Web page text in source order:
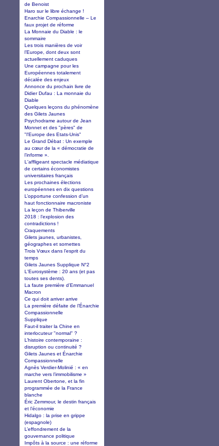
de Benoist
Haro sur le libre échange !
Enarchie Compassionnelle – Le
faux projet de réforme
La Monnaie du Diable : le
sommaire
Les trois manières de voir
l’Europe, dont deux sont
actuellement caduques
Une campagne pour les
Européennes totalement
décalée des enjeux
Annonce du prochain livre de
Didier Dufau : La monnaie du
Diable
Quelques leçons du phénomène
des Gilets Jaunes
Psychodrame autour de Jean
Monnet et des "pères" de
"l'Europe des Etats-Unis"
Le Grand Débat : Un exemple
au cœur de la « démocratie de
l’informe ».
L'affligeant spectacle médiatique
de certains économistes
universitaires français
Les prochaines élections
européennes en dix questions
L’opportune confession d’un
haut fonctionnaire macroniste
La leçon de Thiberville
2018 : l’explosion des
contradictions !
Craquements
Gilets jaunes, urbanistes,
géographes et sornettes
Trois Vœux dans l’esprit du
temps
Gilets Jaunes Supplique N°2
L'Eurosystème : 20 ans (et pas
toutes ses dents).
La faute première d’Emmanuel
Macron
Ce qui doit arriver arrive
La première défaite de l’Énarchie
Compassionnelle
Supplique
Faut-il traiter la Chine en
interlocuteur "normal" ?
L’histoire contemporaine :
disruption ou continuité ?
Gilets Jaunes et Énarchie
Compassionnelle
Agnès Verdier-Molinié : « en
marche vers l’immobilisme »
Laurent Obertone, et la fin
programmée de la France
blanche
Éric Zemmour, le destin français
et l’économie
Hidalgo : la prise en grippe
(espagnole)
L’effondrement de la
gouvernance politique
Impôts à la source : une réforme